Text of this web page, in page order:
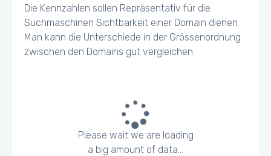
Die Kennzahlen sollen Repräsentativ für die
Suchmaschinen Sichtbarkeit einer Domain dienen.
Man kann die Unterschiede in der Grössenordnung
zwischen den Domains gut vergleichen.
Please wait we are loading
a big amount of data...